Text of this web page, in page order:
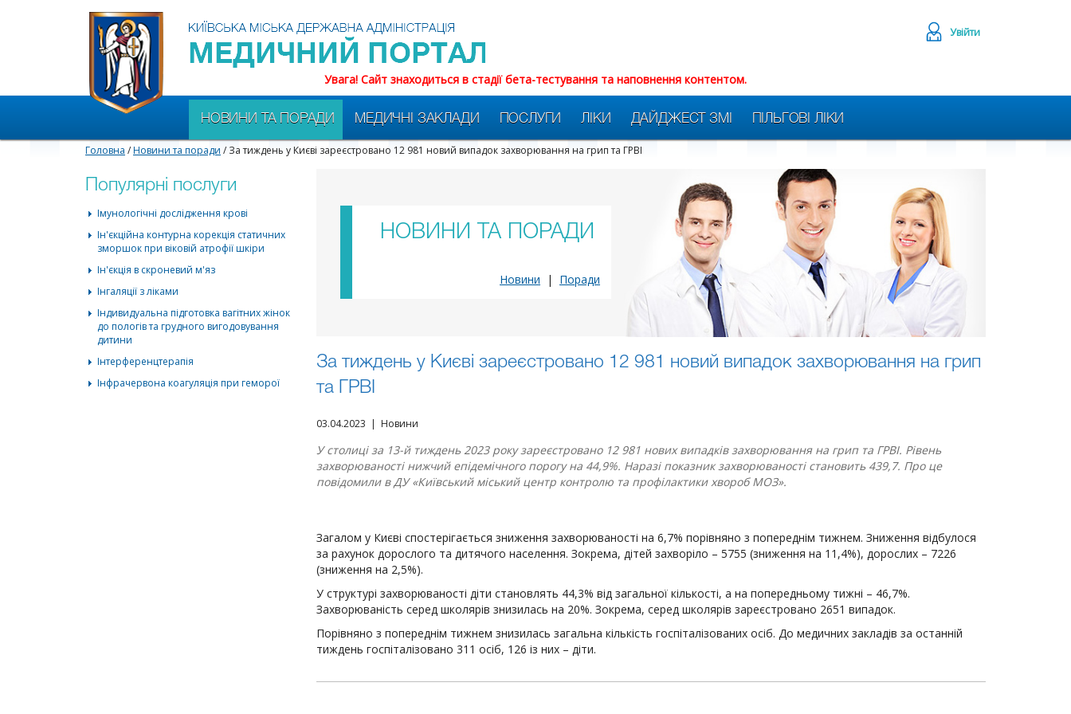
Увійти
Увага! Сайт знаходиться в стадії бета-тестування та наповнення контентом.
НОВИНИ ТА ПОРАДИ МЕДИЧНІ ЗАКЛАДИ ПОСЛУГИ ЛІКИ ДАЙДЖЕСТ ЗМІ ПІЛЬГОВІ ЛІКИ
Головна /Новини та поради / За тиждень у Києві зареєстровано 12 981 новий випадок захворювання на грип та ГРВІ
Популярні послуги
Імунологічні дослідження крові
Ін'єкційна контурна корекція статичних
зморшок при віковій атрофії шкіри
Ін'єкція в скроневий м'яз
Інгаляції з ліками
Індивидуальна підготовка вагітних жінок
до пологів та грудного вигодовування
дитини
Інтерференцтерапія
Інфрачервона коагуляція при геморої
НОВИНИ ТА ПОРАДИ
Новини | Поради
За тиждень у Києві зареєстровано 12 981 новий випадок захворювання на грип
та ГРВІ
03.04.2023 | Новини
У столиці за 13-й тиждень 2023 року зареєстровано 12 981 нових випадків захворювання на грип та ГРВІ. Рівень
захворюваності нижчий епідемічного порогу на 44,9%. Наразі показник захворюваності становить 439,7. Про це
повідомили в ДУ «Київський міський центр контролю та профілактики хвороб МОЗ».
Загалом у Києві спостерігається зниження захворюваності на 6,7% порівняно з попереднім тижнем. Зниження відбулося
за рахунок дорослого та дитячого населення. Зокрема, дітей захворіло – 5755 (зниження на 11,4%), дорослих – 7226
(зниження на 2,5%).
У структурі захворюваності діти становлять 44,3% від загальної кількості, а на попередньому тижні – 46,7%.
Захворюваність серед школярів знизилась на 20%. Зокрема, серед школярів зареєстровано 2651 випадок.
Порівняно з попереднім тижнем знизилась загальна кількість госпіталізованих осіб. До медичних закладів за останній
тиждень госпіталізовано 311 осіб, 126 із них – діти.